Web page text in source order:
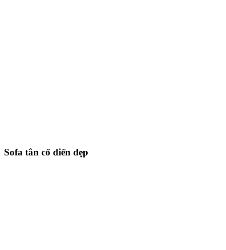
Sofa tân cổ điển đẹp